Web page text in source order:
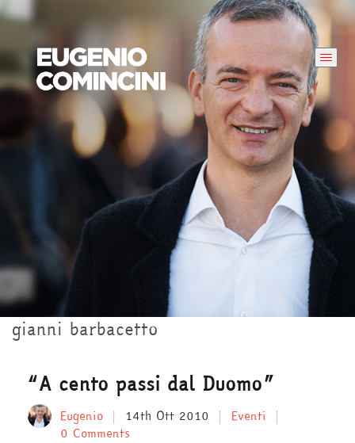
gianni barbacetto
“A cento passi dal Duomo”
Eugenio 14th Ott 2010
Eventi
0 Comments